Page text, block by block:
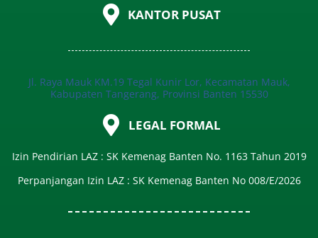
KANTOR PUSAT
Jl. Raya Mauk KM.19 Tegal Kunir Lor, Kecamatan Mauk,
Kabupaten Tangerang, Provinsi Banten 15530
LEGAL FORMAL
Izin Pendirian LAZ : SK Kemenag Banten No. 1163 Tahun 2019
Perpanjangan Izin LAZ : SK Kemenag Banten No 008/E/2026​